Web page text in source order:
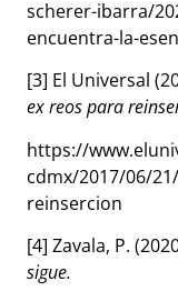
scherer-ibarra/
encuentra-la-
[3] El Universal
ex reos para
https://
cdmx/2017/06/
reinsercion
[4] Zavala, P.
sigue.